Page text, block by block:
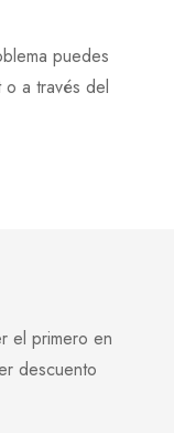
puedes
o a través del
el primero en
descuento